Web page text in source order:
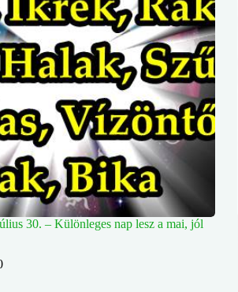
30. – Különleges nap lesz a mai, jól